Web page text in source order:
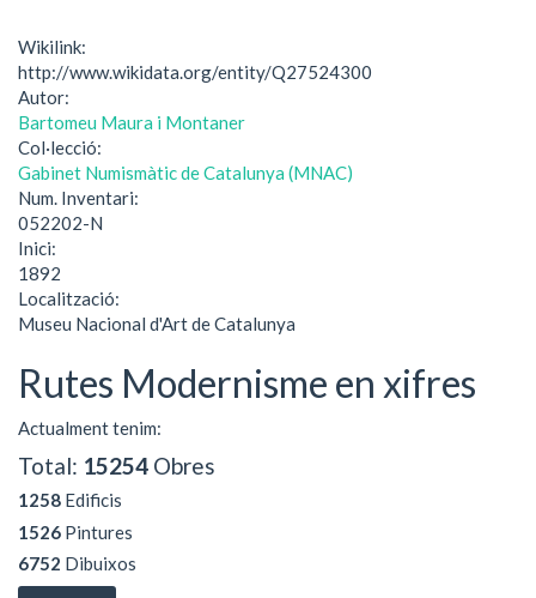
Wikilink:
http://www.wikidata.org/entity/Q27524300
Autor:
Bartomeu Maura i Montaner
Col·lecció:
Gabinet Numismàtic de Catalunya (MNAC)
Num. Inventari:
052202-N
Inici:
1892
Localització:
Museu Nacional d'Art de Catalunya
Rutes Modernisme en xifres
Actualment tenim:
Total: 15254 Obres
1258 Edificis
1526 Pintures
6752 Dibuixos